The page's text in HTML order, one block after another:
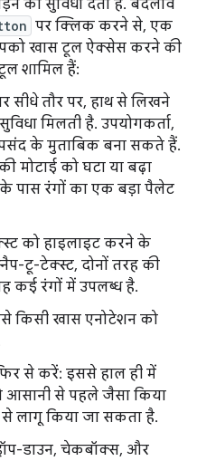
की सुविधा देता है. बदलाव
पर क्लिक करने से, एक
खास टूल ऐक्सेस करने की
शामिल हैं:
सीधे तौर पर, हाथ से लिखने
मिलती है. उपयोगकर्ता,
पसंद के मुताबिक बना सकते हैं.
मोटाई को घटा या बढ़ा
पास रंगों का एक बड़ा पैलेट
को हाइलाइट करने के
टू-टेक्स्ट, दोनों तरह की
कई रंगों में उपलब्ध है.
किसी खास एनोटेशन को
से करें: इससे हाल ही में
आसानी से पहले जैसा किया
लागू किया जा सकता है.
डाउन, चेकबॉक्स, और